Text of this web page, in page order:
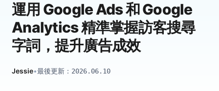
運用 Google Ads 和 Google
Analytics 精準掌握訪客搜尋
字詞，提升廣告成效
Jessie•最後更新： 2026.06.10